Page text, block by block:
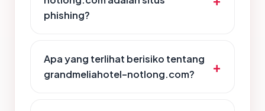
phishing?
Apa yang terlihat berisiko tentang
grandmeliahotel-notlong.com?